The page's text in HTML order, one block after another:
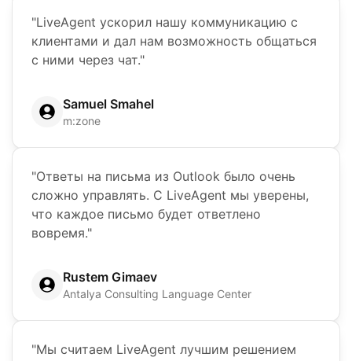
"LiveAgent ускорил нашу коммуникацию с
клиентами и дал нам возможность общаться
с ними через чат."
Samuel Smahel
m:zone
"Ответы на письма из Outlook было очень
сложно управлять. С LiveAgent мы уверены,
что каждое письмо будет ответлено
вовремя."
Rustem Gimaev
Antalya Consulting Language Center
"Мы считаем LiveAgent лучшим решением